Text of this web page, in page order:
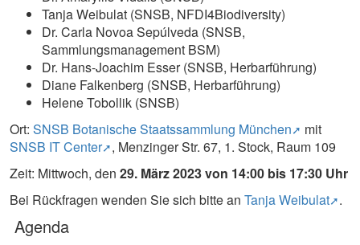
Tanja Weibulat (SNSB, NFDI4Biodiversity)
Dr. Carla Novoa Sepúlveda (SNSB,
Sammlungsmanagement BSM)
Dr. Hans-Joachim Esser (SNSB, Herbarführung)
Diane Falkenberg (SNSB, Herbarführung)
Helene Tobollik (SNSB)
Ort: SNSB Botanische Staatssammlung München
mit
SNSB IT Center , Menzinger Str. 67, 1. Stock, Raum 109
Zeit: Mittwoch, den 29. März 2023 von 14:00 bis 17:30 Uhr
Bei Rückfragen wenden Sie sich bitte an Tanja Weibulat .
Agenda